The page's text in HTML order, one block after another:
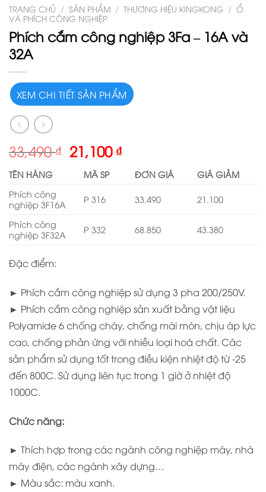
TRANG CHỦ / SẢN PHẨM / THƯƠNG HIỆU KINGKONG / Ổ
VÀ PHÍCH CÔNG NGHIỆP
Phích cắm công nghiệp 3Fa – 16A và
32A
XEM CHI TIẾT SẢN PHẨM
33,490₫ 21,100₫
TÊN HÀNG MÃ SP ĐƠN GIÁ
GIÁ GIẢM
Phích công
nghiệp 3F16A
P 316 33.490 21.100
Phích công
nghiệp 3F32A
P 332 68.850 43.380
Đặc điểm:
► Phích cắm công nghiệp sử dụng 3 pha 200/250V.
► Phích cắm công nghiệp sản xuất bằng vật liệu
Polyamide 6 chống cháy, chống mài mòn, chịu áp lực
cao, chống phản ứng với nhiều loại hoá chất. Các
sản phẩm sử dụng tốt trong điều kiện nhiệt độ từ -25
đến 800C. Sử dụng liên tục trong 1 giờ ở nhiệt độ
1000C.
Chức năng:
► Thích hợp trong các ngành công nghiệp máy, nhà
máy điện, các ngành xây dựng…
► Màu sắc: màu xanh.